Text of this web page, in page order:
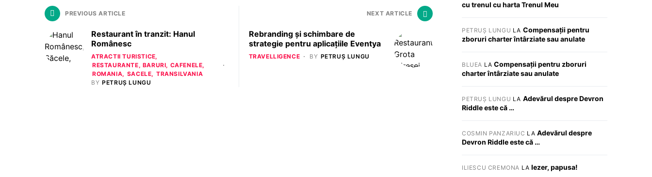
PREVIOUS ARTICLE
Restaurant în tranzit: Hanul
Românesc
ATRACTII TURISTICE
RESTAURANTE, BARURI, CAFENELE
ROMANIA
SACELE
TRANSILVANIA
BY PETRUȘ LUNGU
NEXT ARTICLE
Rebranding și schimbare de
strategie pentru aplicațiile Eventya
TRAVELLIGENCE BY PETRUȘ LUNGU
cu trenul cu harta Trenul Meu
PETRUȘ LUNGU LA Compensații pentru
zboruri charter întârziate sau anulate
BLUEA LACompensații pentru zboruri
charter întârziate sau anulate
PETRUȘ LUNGU LA Adevărul despre Devron
Riddle este că …
COSMIN PANZARIUC LA Adevărul despre
Devron Riddle este că …
ILIESCU CREMONA LA Iezer, papusa!